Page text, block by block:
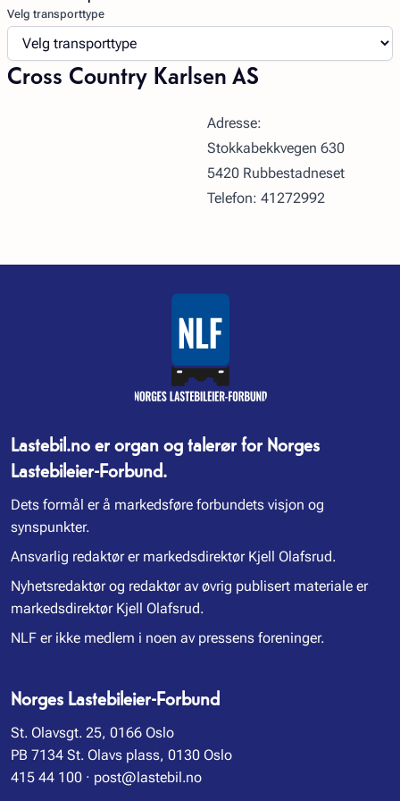
Velg transporttype
Cross Country Karlsen AS
Adresse:
Stokkabekkvegen 630
5420 Rubbestadneset
Telefon: 41272992
Lastebil.no er organ og talerør for Norges
Lastebileier-Forbund.
Dets formål er å markedsføre forbundets visjon og
synspunkter.
Ansvarlig redaktør er markedsdirektør Kjell Olafsrud.
Nyhetsredaktør og redaktør av øvrig publisert materiale er
markedsdirektør Kjell Olafsrud.
NLF er ikke medlem i noen av pressens foreninger.
Norges Lastebileier-Forbund
St. Olavsgt. 25, 0166 Oslo
PB 7134 St. Olavs plass, 0130 Oslo
415 44 100 · post@lastebil.no